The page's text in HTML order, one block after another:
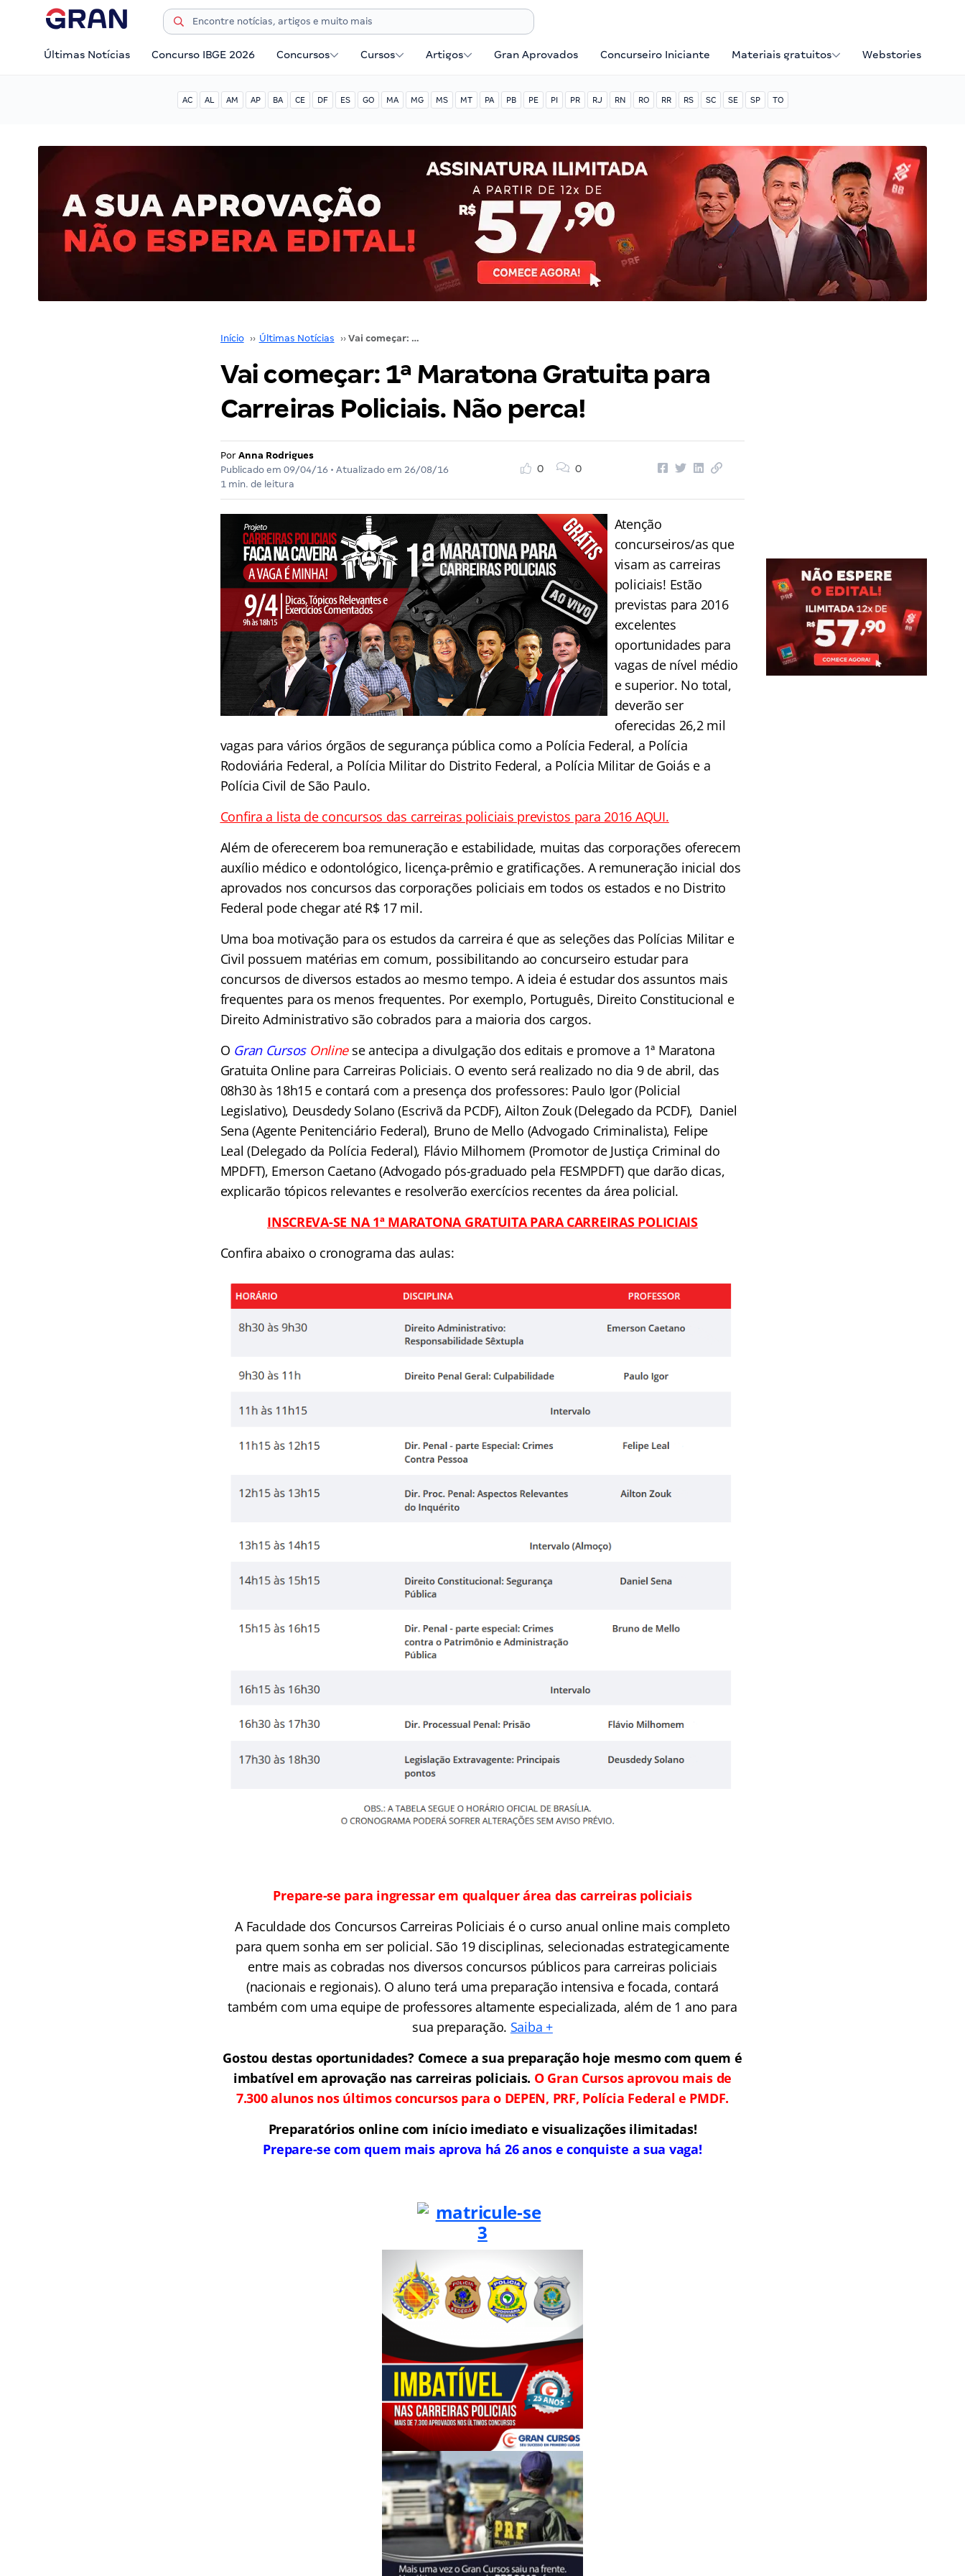
Últimas Notícias Concurso IBGE 2026 Concursos Cursos Artigos Gran Aprovados Concurseiro Iniciante Materiais gratuitos Webstories
AC AL AM AP BA CE DF ES GO MA MG MS MT PA PB PE PI PR RJ RN RO RR RS SC SE SP TO
Início ›› Últimas Notícias ›› Vai começar: 1ª Maratona Gratuita para Carreiras Policiais. Não perca!
Vai começar: 1ª Maratona Gratuita para
Carreiras Policiais. Não perca!
Por Anna Rodrigues
Publicado em 09/04/16 • Atualizado em 26/08/16
1 min. de leitura
0 0
Atenção
concurseiros/as que
visam as carreiras
policiais! Estão
previstas para 2016
excelentes
oportunidades para
vagas de nível médio
e superior. No total,
deverão ser
oferecidas 26,2 mil
vagas para vários órgãos de segurança pública como a Polícia Federal, a Polícia
Rodoviária Federal, a Polícia Militar do Distrito Federal, a Polícia Militar de Goiás e a
Polícia Civil de São Paulo.
Confira a lista de concursos das carreiras policiais previstos para 2016 AQUI.
Além de oferecerem boa remuneração e estabilidade, muitas das corporações oferecem
auxílio médico e odontológico, licença-prêmio e gratificações. A remuneração inicial dos
aprovados nos concursos das corporações policiais em todos os estados e no Distrito
Federal pode chegar até R$ 17 mil.
Uma boa motivação para os estudos da carreira é que as seleções das Polícias Militar e
Civil possuem matérias em comum, possibilitando ao concurseiro estudar para
concursos de diversos estados ao mesmo tempo. A ideia é estudar dos assuntos mais
frequentes para os menos frequentes. Por exemplo, Português, Direito Constitucional e
Direito Administrativo são cobrados para a maioria dos cargos.
O Gran Cursos Onlinese antecipa a divulgação dos editais e promove a 1ª Maratona
Gratuita Online para Carreiras Policiais. O evento será realizado no dia 9 de abril, das
08h30 às 18h15 e contará com a presença dos professores: Paulo Igor (Policial
Legislativo), Deusdedy Solano (Escrivã da PCDF), Ailton Zouk (Delegado da PCDF), Daniel
Sena (Agente Penitenciário Federal), Bruno de Mello (Advogado Criminalista), Felipe
Leal (Delegado da Polícia Federal), Flávio Milhomem (Promotor de Justiça Criminal do
MPDFT), Emerson Caetano (Advogado pós-graduado pela FESMPDFT) que darão dicas,
explicarão tópicos relevantes e resolverão exercícios recentes da área policial.
INSCREVA-SE NA 1ª MARATONA GRATUITA PARA CARREIRAS POLICIAIS
Confira abaixo o cronograma das aulas:
Prepare-se para ingressar em qualquer área das carreiras policiais
A Faculdade dos Concursos Carreiras Policiais é o curso anual online mais completo
para quem sonha em ser policial. São 19 disciplinas, selecionadas estrategicamente
entre mais as cobradas nos diversos concursos públicos para carreiras policiais
(nacionais e regionais). O aluno terá uma preparação intensiva e focada, contará
também com uma equipe de professores altamente especializada, além de 1 ano para
sua preparação. Saiba +
Gostou destas oportunidades? Comece a sua preparação hoje mesmo com quem é
imbatível em aprovação nas carreiras policiais. O Gran Cursos aprovou mais de
7.300 alunos nos últimos concursos para o DEPEN, PRF, Polícia Federal e PMDF.
Preparatórios online com início imediato e visualizações ilimitadas!
Prepare-se com quem mais aprova há 26 anos e conquiste a sua vaga!